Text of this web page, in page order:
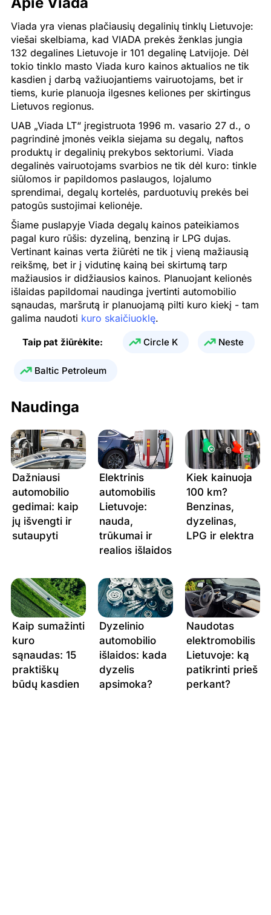
01.08.2026
31.07.2026
2.028 € 1.815 €
0.814 €
30.07.2026
2.028 € 1.815 €
0.814 €
29.07.2026
2.028 € 1.815 €
0.814 €
28.07.2026
2.028 € 1.815 €
0.814 €
26.07.2026
2.035 € 1.832 €
0.814 €
25.07.2026
2.035 € 1.832 €
0.814 €
24.07.2026
2.035 € 1.832 €
0.814 €
23.07.2026
2.009 €
22.07.2026
2.031 € 1.869 €
0.818 €
21.07.2026
2.049 € 1.904 €
0.820 €
20.07.2026
1.929 € 1.769 €
0.821 €
19.07.2026
1.928 € 1.778 €
0.824 €
18.07.2026
1.928 € 1.778 €
17.07.2026
1.928 € 1.778 €
0.824 €
16.07.2026
1.902 €
14.07.2026
13.07.2026
1.824 € 1.724 €
0.822 €
12.07.2026
1.862 € 1.772 €
0.837 €
11.07.2026
1.862 € 1.772 € 0.837 €
Viada yra vienas plačiausių degalinių tinklų Lietuvoje:
viešai skelbiama, kad VIADA prekės ženklas jungia
132 degalines Lietuvoje ir 101 degalinę Latvijoje. Dėl
tokio tinklo masto Viada kuro kainos aktualios ne tik
kasdien į darbą važiuojantiems vairuotojams, bet ir
tiems, kurie planuoja ilgesnes keliones per skirtingus
Lietuvos regionus.
UAB „Viada LT“ įregistruota 1996 m. vasario 27 d., o
pagrindinė įmonės veikla siejama su degalų, naftos
produktų ir degalinių prekybos sektoriumi. Viada
degalinės vairuotojams svarbios ne tik dėl kuro: tinkle
siūlomos ir papildomos paslaugos, lojalumo
sprendimai, degalų kortelės, parduotuvių prekės bei
patogūs sustojimai kelionėje.
Šiame puslapyje Viada degalų kainos pateikiamos
pagal kuro rūšis: dyzeliną, benziną ir LPG dujas.
Vertinant kainas verta žiūrėti ne tik į vieną mažiausią
reikšmę, bet ir į vidutinę kainą bei skirtumą tarp
mažiausios ir didžiausios kainos. Planuojant kelionės
išlaidas papildomai naudinga įvertinti automobilio
sąnaudas, maršrutą ir planuojamą pilti kuro kiekį - tam
galima naudoti kuro skaičiuoklę.
Taip pat žiūrėkite: Circle K Neste
Baltic Petroleum
Naudinga
Dažniausi
automobilio
gedimai: kaip
jų išvengti ir
sutaupyti
Elektrinis
automobilis
Lietuvoje:
nauda,
trūkumai ir
realios išlaidos
Kiek kainuoja
100 km?
Benzinas,
dyzelinas,
LPG ir elektra
Kaip sumažinti
kuro
sąnaudas: 15
praktiškų
būdų kasdien
Dyzelinio
automobilio
išlaidos: kada
dyzelis
apsimoka?
Naudotas
elektromobilis
Lietuvoje: ką
patikrinti prieš
perkant?